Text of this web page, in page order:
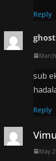
Reply
sub
Reply
May